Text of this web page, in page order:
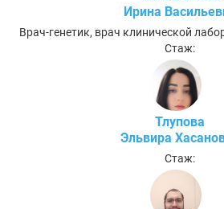
Ирина
Врач-генетик, врач клинической
Стаж:
Тлупова
Эльвира
Стаж: